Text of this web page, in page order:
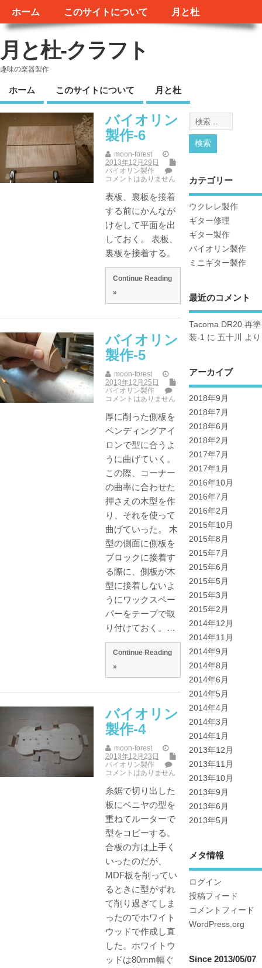
ホーム このサイトについて 月と杜
月と杜-クラフト
趣味の楽器製作
ホーム このサイトについて 月と杜
バイオリン
製作-6
moon-forest
2013年12月29日
バイオリン製作
コメントはありません
表板、裏板を接着
する前にかんなが
けをして平面を出
しておく。 表板、
裏板を接着する。
Continue Reading
»
バイオリン
製作-5
moon-forest
2013年12月25日
バイオリン製作
コメントはありません
厚に削った側板を
ベンディングアイ
ロンで型に合うよ
うに曲げていく。
この際、コーナー
の曲率に合わせた
押さえの木型を作
り、それを使って
曲げていった。 木
型の側面に側板を
ブロックに接着す
る際に、側板が木
型に接着しないよ
うにワックスペー
パーをテープで取
り付けておく。…
Continue Reading
»
バイオリン
製作-4
moon-forest
2013年12月23日
バイオリン製作
コメントはありません
糸鋸で切り出した
板にベニヤの型を
重ねてルーターで
型をコピーする。
合板の方は上手く
いったのだが、
MDF板を削ってい
るときに型がずれ
て削り過ぎてしま
ったのでホワイト
ウッドで作成し直
した。ホワイトウ
ッドは80mm幅ぐ
カテゴリー
ウクレレ製作
ギター修理
ギター製作
バイオリン製作
ミニギター製作
最近のコメント
Tacoma DR20 再塗
装-1 に 五十川 より
アーカイブ
2018年9月
2018年7月
2018年6月
2018年2月
2017年7月
2017年1月
2016年10月
2016年7月
2016年2月
2015年10月
2015年8月
2015年7月
2015年6月
2015年5月
2015年3月
2015年2月
2014年12月
2014年11月
2014年9月
2014年8月
2014年6月
2014年5月
2014年4月
2014年3月
2014年1月
2013年12月
2013年11月
2013年10月
2013年9月
2013年6月
2013年5月
メタ情報
ログイン
投稿フィード
コメントフィード
WordPress.org
Since 2013/05/07